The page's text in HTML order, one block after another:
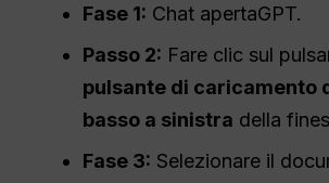
Fase 1: Chat apertaGPT.
Passo 2: Fare clic sul
pulsante di caricamento
basso a sinistra della
Fase 3: Selezionare il